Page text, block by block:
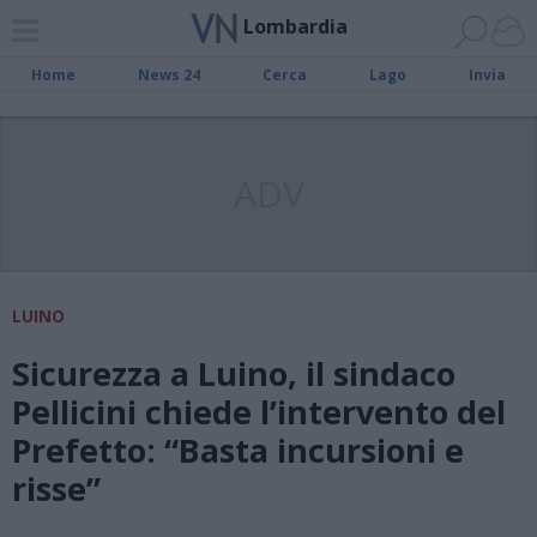
Lombardia
Home News 24 Cerca Lago Invia
LUINO
Sicurezza a Luino, il sindaco
Pellicini chiede l’intervento del
Prefetto: “Basta incursioni e
risse”